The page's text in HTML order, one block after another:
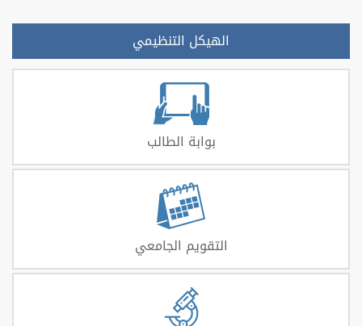
الهيكل التنظيمي
بوابة الطالب
التقويم الجامعي